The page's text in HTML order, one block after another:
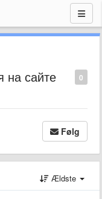
0
на сайте
Følg
Ældste